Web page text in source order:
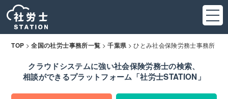
TOP >全国の社労士事務所一覧 >千葉県 >ひとみ社会保険労務士事務所
クラウドシステムに強い社会保険労務士の検索、
相談ができるプラットフォーム「社労士STATION」